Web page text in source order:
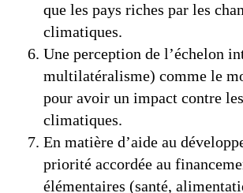
que les pays riches par les
climatiques.
Une perception de l’échelon
multilatéralisme) comme le
pour avoir un impact contre
climatiques.
En matière d’aide au
priorité accordée au
élémentaires (santé,